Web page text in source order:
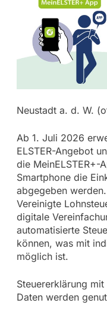
Neustadt a. d. W.
Ab 1. Juli 2026
ELSTER-Angebot
die MeinELSTER+-
Smartphone die
abgegeben
Vereinigte
digitale
automatisierte
können, was mit
möglich ist.
Steuererklärung
Daten werden